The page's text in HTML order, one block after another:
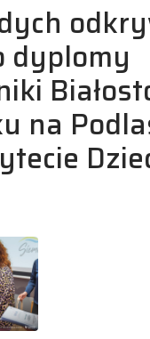
dyplomy
na